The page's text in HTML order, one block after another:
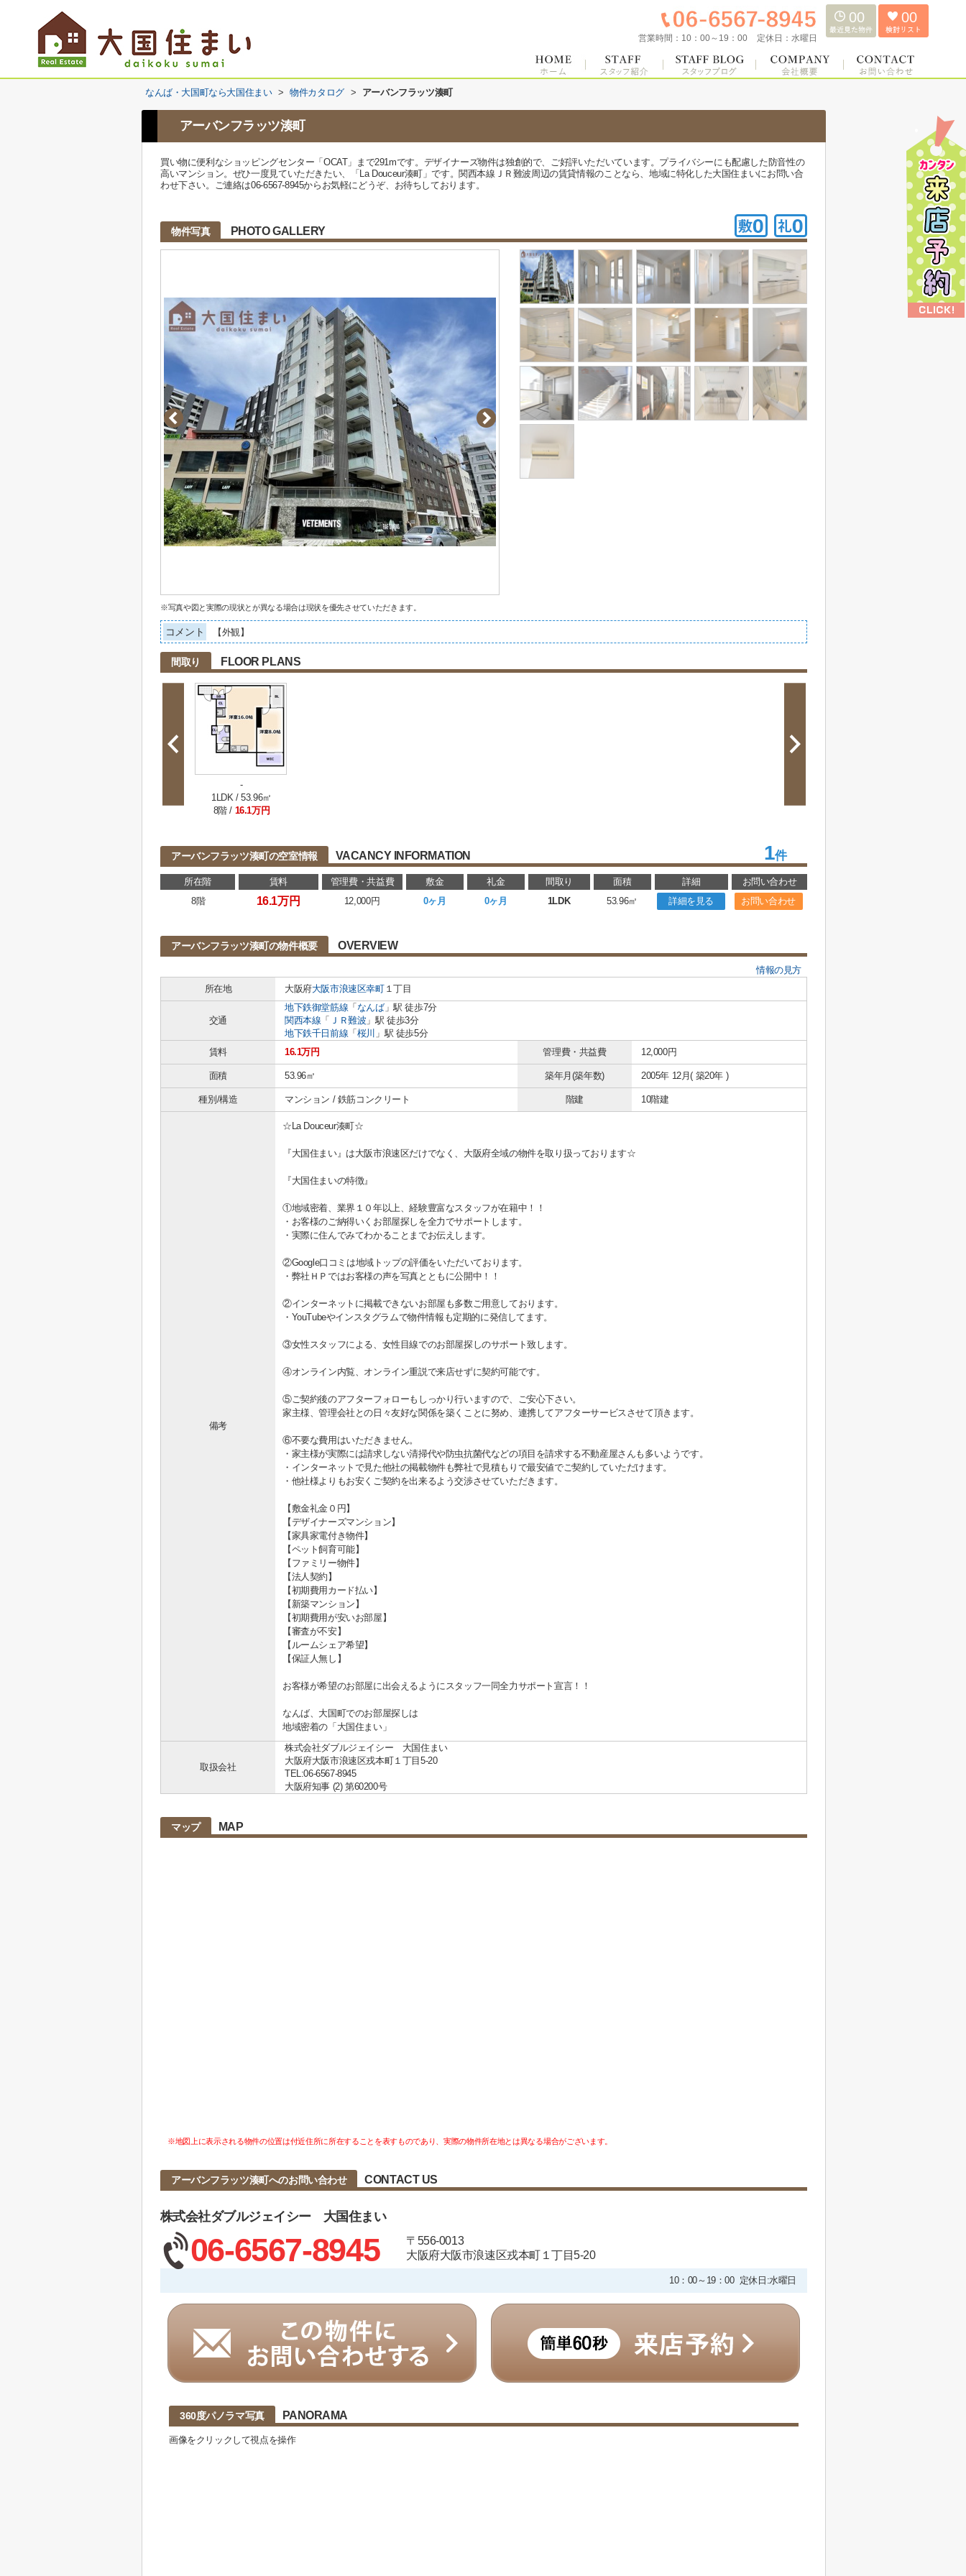
営業時間： 10：00～19：00 定休日： 水曜日
00 00
なんば・大国町なら大国住まい > 物件カタログ > アーバンフラッツ湊町
アーバンフラッツ湊町
買い物に便利なショッピングセンター「OCAT」まで291mです。デザイナーズ物件は独創的で、ご好評いただいています。プライバシーにも配慮した防音性の
高いマンション。ぜひ一度見ていただきたい、「La Douceur湊町」です。関西本線ＪＲ難波周辺の賃貸情報のことなら、地域に特化した大国住まいにお問い合
わせ下さい。ご連絡は06-6567-8945からお気軽にどうぞ、お待ちしております。
物件写真 PHOTO GALLERY
※写真や図と実際の現状とが異なる場合は現状を優先させていただきます。
コメント 【外観】
間取り FLOOR PLANS
-
1LDK / 53.96㎡
8階 / 16.1万円
アーバンフラッツ湊町の空室情報 VACANCY INFORMATION 1件
所在階 賃料 管理費・共益費 敷金 礼金 間取り 面積 詳細
お問い合わせ
8階
16.1万円 12,000円 0ヶ月 0ヶ月 1LDK 53.96㎡ 詳細を見る お問い合わせ
アーバンフラッツ湊町の物件概要 OVERVIEW
情報の見方
所在地
大阪府大阪市浪速区幸町１丁目
交通
地下鉄御堂筋線 「 なんば」駅 徒歩7分
関西本線 「 ＪＲ難波 」駅 徒歩3分
地下鉄千日前線 「 桜川 」駅 徒歩5分
賃料
16.1万円 管理費・共益費 12,000円
面積 53.96㎡ 築年月(築年数) 2005年 12月( 築20年 )
種別/構造 マンション / 鉄筋コンクリート 階建 10階建
備考
☆La Douceur湊町☆
『大国住まい』は大阪市浪速区だけでなく、大阪府全域の物件を取り扱っております☆
『大国住まいの特徴』
①地域密着、業界１０年以上、経験豊富なスタッフが在籍中！！
・お客様のご納得いくお部屋探しを全力でサポートします。
・実際に住んでみてわかることまでお伝えします。
②Google口コミは地域トップの評価をいただいております。
・弊社ＨＰではお客様の声を写真とともに公開中！！
②インターネットに掲載できないお部屋も多数ご用意しております。
・YouTubeやインスタグラムで物件情報も定期的に発信してます。
③女性スタッフによる、女性目線でのお部屋探しのサポート致します。
④オンライン内覧、オンライン重説で来店せずに契約可能です。
⑤ご契約後のアフターフォローもしっかり行いますので、ご安心下さい。
家主様、管理会社との日々友好な関係を築くことに努め、連携してアフターサービスさせて頂きます。
⑥不要な費用はいただきません。
・家主様が実際には請求しない清掃代や防虫抗菌代などの項目を請求する不動産屋さんも多いようです。
・インターネットで見た他社の掲載物件も弊社で見積もりで最安値でご契約していただけます。
・他社様よりもお安くご契約を出来るよう交渉させていただきます。
【敷金礼金０円】
【デザイナーズマンション】
【家具家電付き物件】
【ペット飼育可能】
【ファミリー物件】
【法人契約】
【初期費用カード払い】
【新築マンション】
【初期費用が安いお部屋】
【審査が不安】
【ルームシェア希望】
【保証人無し】
お客様が希望のお部屋に出会えるようにスタッフ一同全力サポート宣言！！
なんば、大国町でのお部屋探しは
地域密着の「大国住まい」
取扱会社
株式会社ダブルジェイシー 大国住まい
大阪府大阪市浪速区戎本町１丁目5-20
TEL:06-6567-8945
大阪府知事 (2) 第60200号
マップ MAP
※地図上に表示される物件の位置は付近住所に所在することを表すものであり、実際の物件所在地とは異なる場合がございます。
アーバンフラッツ湊町へのお問い合わせ CONTACT US
株式会社ダブルジェイシー 大国住まい
06-6567-8945
〒556-0013
大阪府大阪市浪速区戎本町１丁目5-20
10：00～19：00 定休日:水曜日
360度パノラマ写真 PANORAMA
画像をクリックして視点を操作